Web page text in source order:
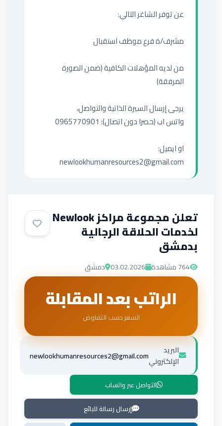
newlookhumanresources2@gmail.com
تعلن مجموعة مراكز Newlook
لخدمات الحلاقة الرجالية
بدمشق
764مشاهدة 03.02.2026 دمشق
الراتب بعد المقابلة
السعر حسب التفاوض
البريد
الإلكترونيnewlookhumanresources2@gmail.com
التواصل عبر واتساب
إرسال رسالة للبائع